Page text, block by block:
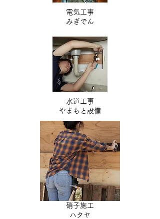
電気工事
​みぎでん
水道工事
​やまもと設備
硝子施工
ハタヤ